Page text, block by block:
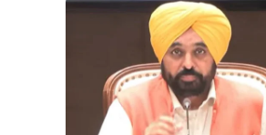
b
o
k
A
p
p
a
m